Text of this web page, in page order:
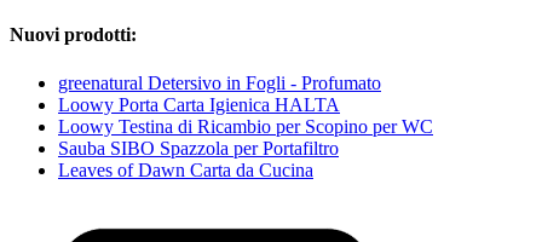
Nuovi prodotti:
greenatural Detersivo in Fogli - Profumato
Loowy Porta Carta Igienica HALTA
Loowy Testina di Ricambio per Scopino per WC
Sauba SIBO Spazzola per Portafiltro
Leaves of Dawn Carta da Cucina